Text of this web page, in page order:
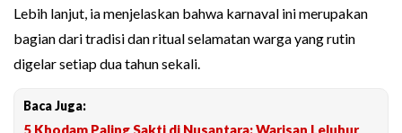
Lebih lanjut, ia menjelaskan bahwa karnaval ini merupakan
bagian dari tradisi dan ritual selamatan warga yang rutin
digelar setiap dua tahun sekali.
Baca Juga:
5 Khodam Paling Sakti di Nusantara: Warisan Leluhur